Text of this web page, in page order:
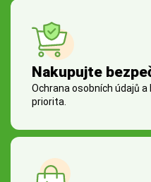
Nakupujte
Ochrana osobních údajů
priorita.